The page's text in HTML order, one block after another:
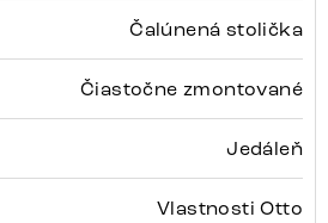
Čalúnená stolička
Čiastočne zmontované
Jedáleň
Vlastnosti Otto